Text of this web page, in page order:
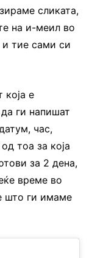
сликата,
на и-меил во
и тие сами си
која е
ги напишат
час,
тоа за која
за 2 дена,
време во
што ги имаме